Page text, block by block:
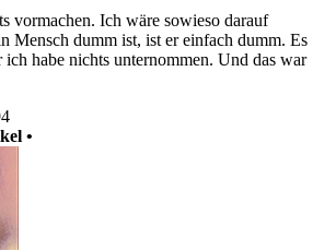
vormachen. Ich wäre sowieso darauf
Mensch dumm ist, ist er einfach dumm. Es
ich habe nichts unternommen. Und das war
•